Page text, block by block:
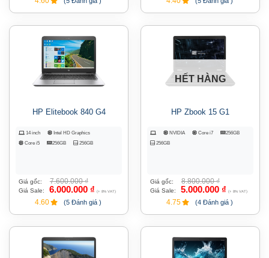
HP Elitebook 840 G4
14 inch
Intel HD Graphics
Core i5
256GB 256GB
Giá gốc: 7.600.000₫
Giá Sale: 6.000.000 ₫ (+ 8% VAT)
4.60 (5 Đánh giá )
HẾT HÀNG
HP Zbook 15 G1
NVIDIA Core i7
256GB
256GB
Giá gốc: 8.800.000₫
Giá Sale: 5.000.000 ₫ (+ 8% VAT)
4.75 (4 Đánh giá )